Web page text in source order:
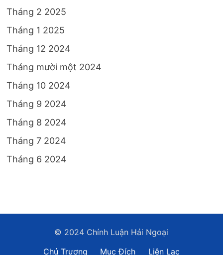
Tháng 2 2025
Tháng 1 2025
Tháng 12 2024
Tháng mười một 2024
Tháng 10 2024
Tháng 9 2024
Tháng 8 2024
Tháng 7 2024
Tháng 6 2024
© 2024 Chính Luận Hải Ngoại
Chủ Trương
Mục Đích Liên Lạc